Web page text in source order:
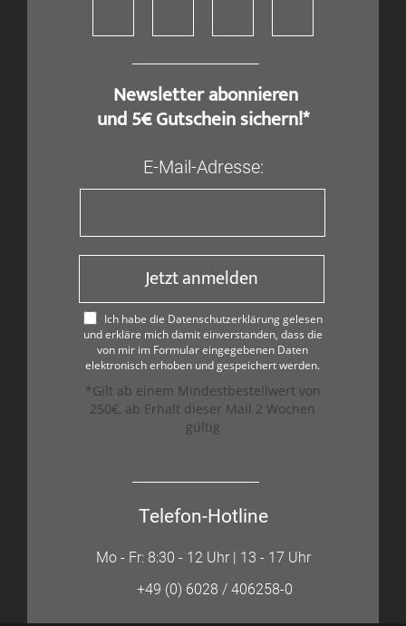
​ Newsletter abonnieren
und 5€ Gutschein sichern!*
E-Mail-Adresse:
Jetzt anmelden
Ich habe die Datenschutzerklärung gelesen
und erkläre mich damit einverstanden, dass die
von mir im Formular eingegebenen Daten
elektronisch erhoben und gespeichert werden.
*Gilt ab einem Mindestbestellwert von
250€, ab Erhalt dieser Mail 2 Wochen
gültig
Telefon-Hotline
Mo - Fr: 8:30 - 12 Uhr | 13 - 17 Uhr
+49 (0) 6028 / 406258-0